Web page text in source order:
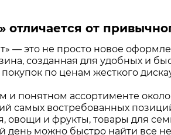
отличается от
— это не просто новое
созданная для удобных и
по ценам жесткого
и понятном ассортименте
самых востребованных
овощи и фрукты, товары для
день можно быстро найти все